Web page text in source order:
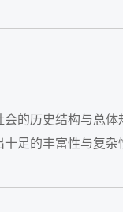
的历史结构与总
足的丰富性与复